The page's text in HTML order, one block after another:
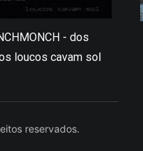
- dos
loucos cavam sol
reservados.